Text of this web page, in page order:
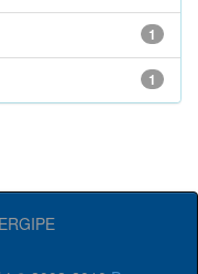
1
1